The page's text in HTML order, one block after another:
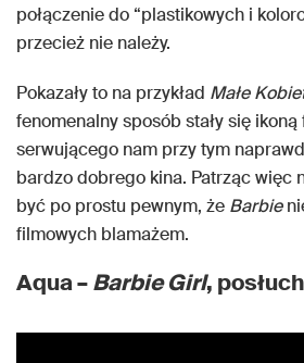
połączenie do “plastikowych i
przecież nie należy.
Pokazały to na przykład Małe
fenomenalny sposób stały się
serwującego nam przy tym
bardzo dobrego kina. Patrząc więc
być po prostu pewnym, że Barbie
filmowych blamażem.
Aqua –Barbie Girl,